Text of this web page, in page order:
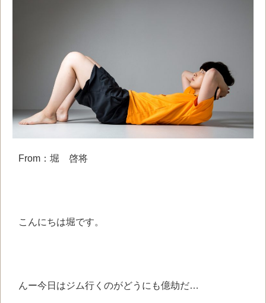
From：堀 啓将
こんにちは堀です。
んー今日はジム行くのがどうにも億劫だ…